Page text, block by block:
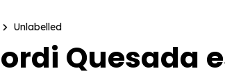
Unlabelled
Quesada